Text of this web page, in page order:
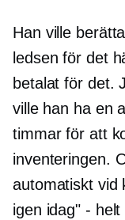
Han ville
ledsen för det
betalat för det.
ville han ha en
timmar för att
inventeringen.
automatiskt vid
igen idag" -